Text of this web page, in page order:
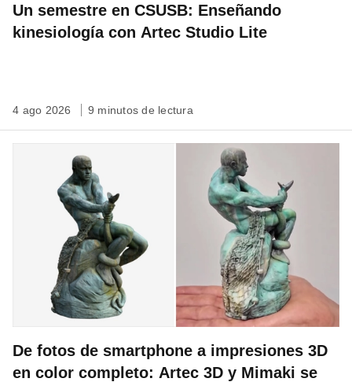
Un semestre en CSUSB: Enseñando
kinesiología con Artec Studio Lite
4 ago 2026 9 minutos de lectura
De fotos de smartphone a impresiones 3D
en color completo: Artec 3D y Mimaki se